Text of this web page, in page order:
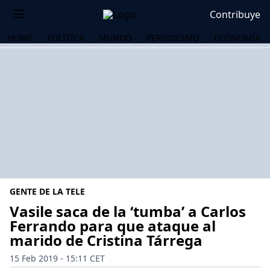
Contribuye
HOME POLÍTICA MUNDO PERIODISMO ECONOMÍA
GENTE DE LA TELE
Vasile saca de la ‘tumba’ a Carlos
Ferrando para que ataque al
marido de Cristina Tárrega
15 Feb 2019 - 15:11 CET